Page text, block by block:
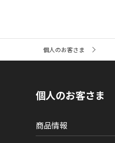
ト
個人のお客さま
個人のお客さま
商品情報